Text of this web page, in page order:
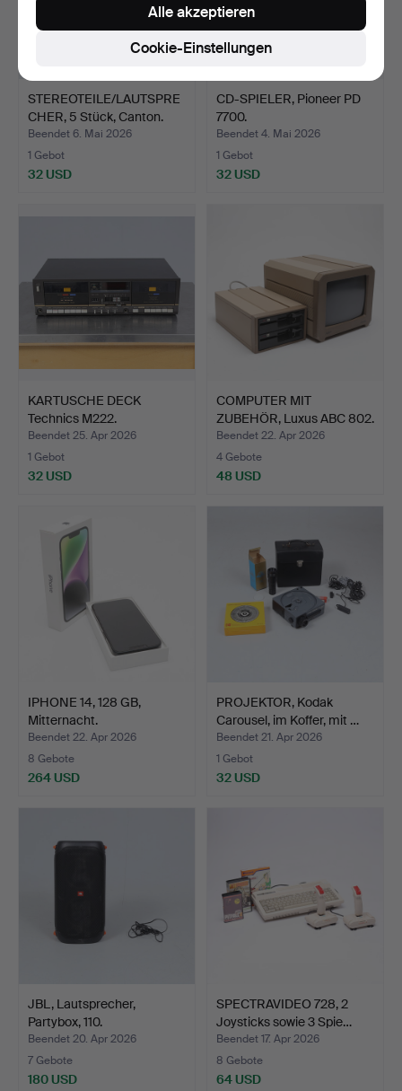
STEREOTEILE/LAUTSPRE
CHER, 5 Stück, Canton.
Beendet 6. Mai 2026
1 Gebot
32 USD
CD-SPIELER, Pioneer PD
7700.
Beendet 4. Mai 2026
1 Gebot
32 USD
KARTUSCHE DECK
Technics M222.
Beendet 25. Apr 2026
1 Gebot
32 USD
COMPUTER MIT
ZUBEHÖR, Luxus ABC 802.
Beendet 22. Apr 2026
4 Gebote
48 USD
IPHONE 14, 128 GB,
Mitternacht.
Beendet 22. Apr 2026
8 Gebote
264 USD
PROJEKTOR, Kodak
Carousel, im Koffer, mit …
Beendet 21. Apr 2026
1 Gebot
32 USD
JBL, Lautsprecher,
Partybox, 110.
Beendet 20. Apr 2026
7 Gebote
180 USD
SPECTRAVIDEO 728, 2
Joysticks sowie 3 Spie…
Beendet 17. Apr 2026
8 Gebote
64 USD
Cookie-Einstellungen
Alle akzeptieren